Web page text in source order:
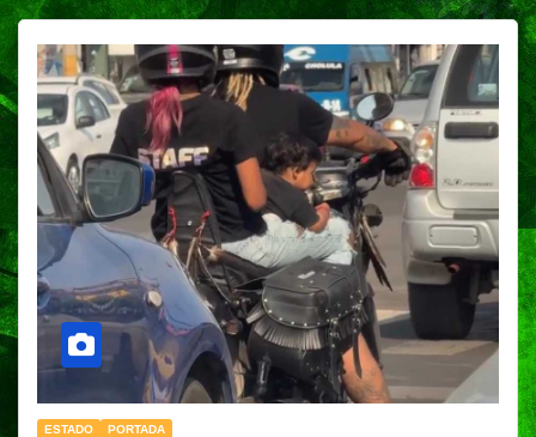
ESTADO PORTADA